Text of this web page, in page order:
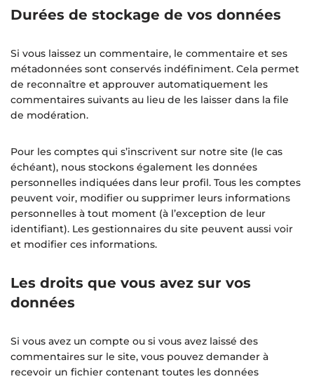
Durées de stockage de vos données
Si vous laissez un commentaire, le commentaire et ses
métadonnées sont conservés indéfiniment. Cela permet
de reconnaître et approuver automatiquement les
commentaires suivants au lieu de les laisser dans la file
de modération.
Pour les comptes qui s’inscrivent sur notre site (le cas
échéant), nous stockons également les données
personnelles indiquées dans leur profil. Tous les comptes
peuvent voir, modifier ou supprimer leurs informations
personnelles à tout moment (à l’exception de leur
identifiant). Les gestionnaires du site peuvent aussi voir
et modifier ces informations.
Les droits que vous avez sur vos
données
Si vous avez un compte ou si vous avez laissé des
commentaires sur le site, vous pouvez demander à
recevoir un fichier contenant toutes les données